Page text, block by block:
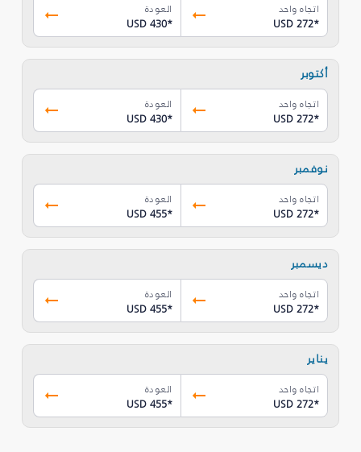
اتجاه واحد
USD 272*
العودة
USD 430*
أكتوبر
اتجاه واحد
USD 272*
العودة
USD 430*
نوفمبر
اتجاه واحد
USD 272*
العودة
USD 455*
ديسمبر
اتجاه واحد
USD 272*
العودة
USD 455*
يناير
اتجاه واحد
USD 272*
العودة
USD 455*